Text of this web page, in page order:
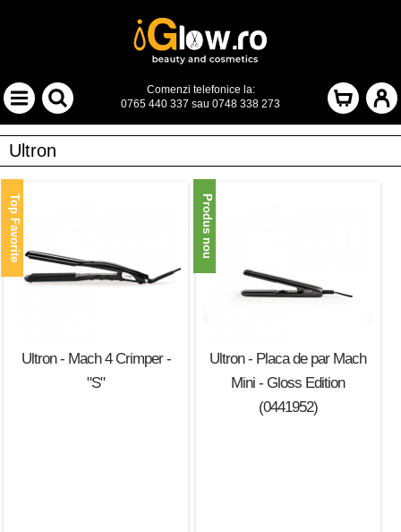
Comenzi telefonice la:
0765 440 337 sau 0748 338 273
Ultron
Top Favorite
Ultron - Mach 4 Crimper -
"S"
Produs nou
Ultron - Placa de par Mach
Mini - Gloss Edition
(0441952)